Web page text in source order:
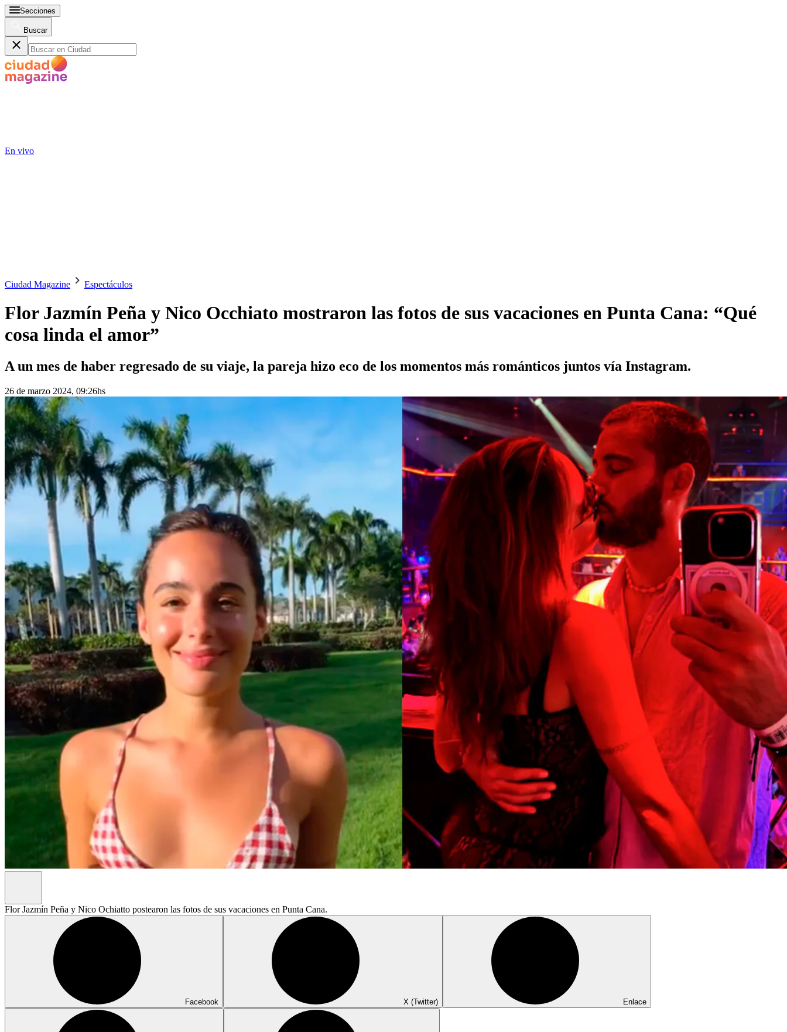
Secciones
Buscar
En vivo
Ciudad Magazine Espectáculos
Flor Jazmín Peña y Nico Occhiato mostraron las fotos de sus vacaciones en Punta Cana: “Qué
cosa linda el amor”
A un mes de haber regresado de su viaje, la pareja hizo eco de los momentos más románticos juntos vía Instagram.
26 de marzo 2024, 09:26hs
Flor Jazmín Peña y Nico Ochiatto postearon las fotos de sus vacaciones en Punta Cana.
Facebook X (Twitter) Enlace